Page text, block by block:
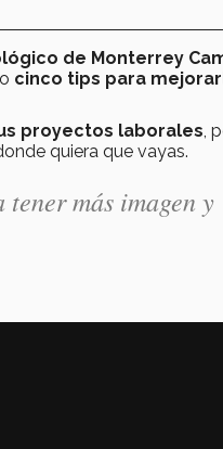
de Monterrey
cinco tips para
proyectos laborales ,
quiera que vayas.
más imagen y